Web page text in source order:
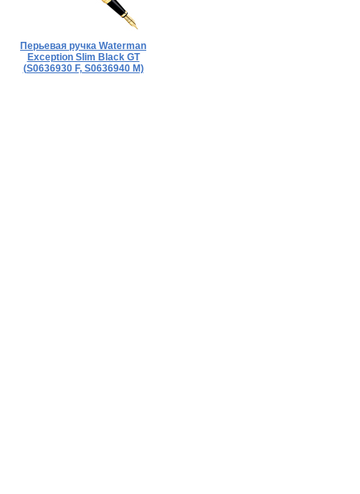
Перьевая ручка Waterman
Exception Slim Black GT
(S0636930 F, S0636940 M)